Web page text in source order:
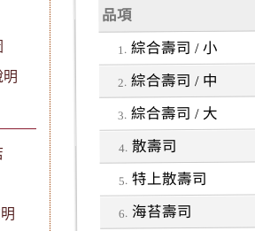
品項
綜合壽司 / 小
綜合壽司 / 中
綜合壽司 / 大
散壽司
特上散壽司
海苔壽司